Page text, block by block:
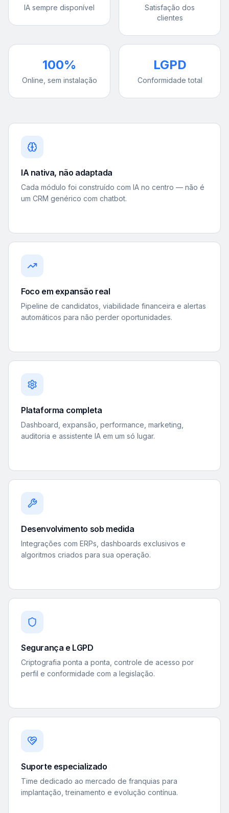
IA sempre disponível
Satisfação dos
clientes
100%
Online, sem instalação
LGPD
Conformidade total
IA nativa, não adaptada
Cada módulo foi construído com IA no centro — não é
um CRM genérico com chatbot.
Foco em expansão real
Pipeline de candidatos, viabilidade financeira e alertas
automáticos para não perder oportunidades.
Plataforma completa
Dashboard, expansão, performance, marketing,
auditoria e assistente IA em um só lugar.
Desenvolvimento sob medida
Integrações com ERPs, dashboards exclusivos e
algoritmos criados para sua operação.
Segurança e LGPD
Criptografia ponta a ponta, controle de acesso por
perfil e conformidade com a legislação.
Suporte especializado
Time dedicado ao mercado de franquias para
implantação, treinamento e evolução contínua.